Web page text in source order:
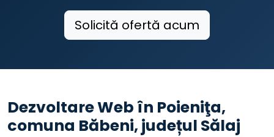
Solicită ofertă acum
Dezvoltare Web în Poieniţa,
comuna Băbeni, județul Sălaj